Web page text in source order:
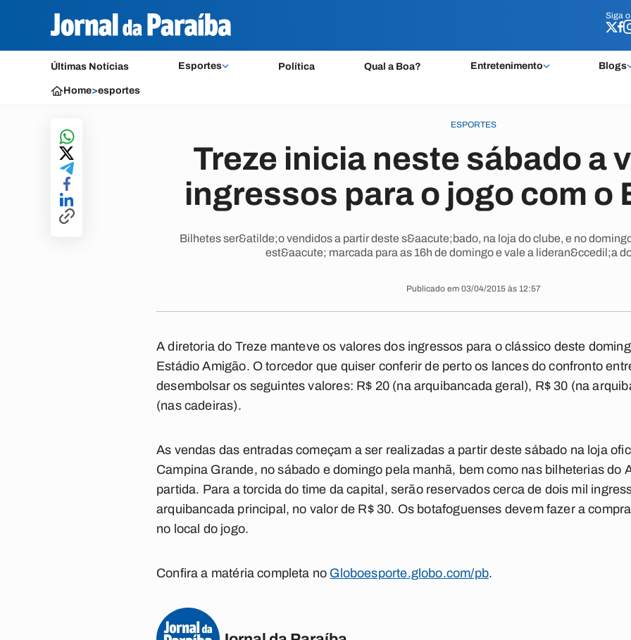
Siga
Últimas Notícias Esportes Política Qual a Boa? Entretenimento Blogs
Siga
Home>esportes
ESPORTES
Treze inicia neste sábado a
ingressos para o jogo com o
Bilhetes ser&atilde;o vendidos a partir deste s&aacute;bado, na loja do clube, e no
est&aacute; marcada para as 16h de domingo e vale a lideran&ccedil;a
Publicado em 03/04/2015 às 12:57
A diretoria do Treze manteve os valores dos ingressos para o clássico deste
Estádio Amigão. O torcedor que quiser conferir de perto os lances do confronto
desembolsar os seguintes valores: R$ 20 (na arquibancada geral), R$ 30 (na
(nas cadeiras).
As vendas das entradas começam a ser realizadas a partir deste sábado na loja
Campina Grande, no sábado e domingo pela manhã, bem como nas bilheterias do
partida. Para a torcida do time da capital, serão reservados cerca de dois mil
arquibancada principal, no valor de R$ 30. Os botafoguenses devem fazer a
no local do jogo.
Confira a matéria completa no Globoesporte.globo.com/pb.